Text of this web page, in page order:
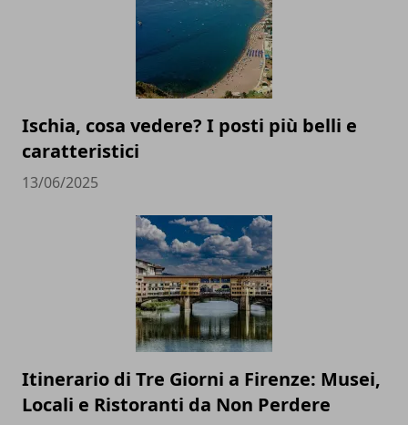
Ischia, cosa vedere? I posti più belli e
caratteristici
13/06/2025
Itinerario di Tre Giorni a Firenze: Musei,
Locali e Ristoranti da Non Perdere